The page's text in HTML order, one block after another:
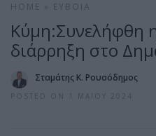
HOME ΕΎΒΟΙΑ
Κύμη:Συνελήφθη
διάρρηξη στο
Σταμάτης Κ. Ρουσόδημος
POSTED ON 1 ΜΑΪ́ΟΥ 2024